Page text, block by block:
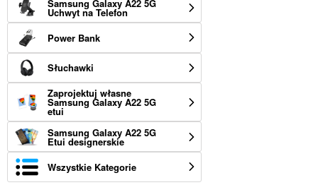
Samsung Galaxy A22 5G
Uchwyt na Telefon
Power Bank
Słuchawki
Zaprojektuj własne
Samsung Galaxy A22 5G
etui
Samsung Galaxy A22 5G
Etui designerskie
Wszystkie Kategorie